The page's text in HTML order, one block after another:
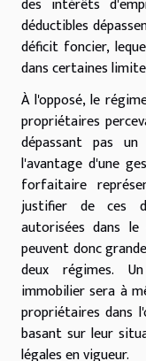
des intérêts
déductibles
déficit foncier,
dans certaines
À l'opposé, le
propriétaires
dépassant pas
l'avantage d'une
forfaitaire
justifier de ces
autorisées dans
peuvent donc
deux régimes.
immobilier sera à
propriétaires dans
basant sur leur
légales en vigueur.